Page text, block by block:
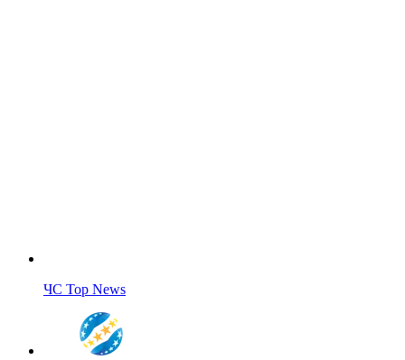
ЧС Top News